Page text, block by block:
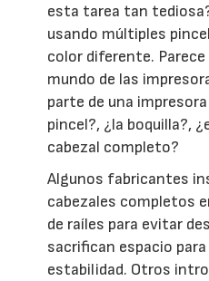
esta tarea tan
usando múltiples
color diferente.
mundo de las
parte de una
pincel?, ¿la boquilla?,
cabezal completo?
Algunos fabricantes
cabezales completos
de raíles para evitar
sacrifican espacio
estabilidad. Otros